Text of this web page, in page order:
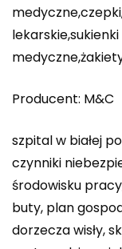
Producent: M&C
szpital w białej
czynniki
środowisku
buty, plan
dorzecza wisły,